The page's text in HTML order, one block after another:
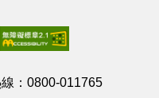
： 0800-011765